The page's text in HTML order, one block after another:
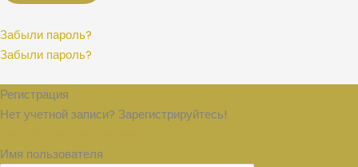
Забыли пароль?
Забыли пароль?
Регистрация
Нет учетной записи? Зарегистрируйтесь!
Имя пользователя